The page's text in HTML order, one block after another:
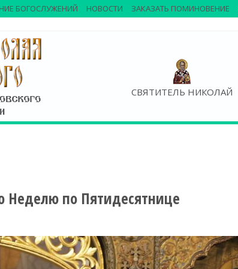
СВЯТИТЕЛЬ НИКОЛАЙ
БОГОСЛУЖЕНИЙ НОВОСТИ ЗАКАЗАТЬ ПОМИНОВЕНИЕ
Неделю по Пятидесятнице